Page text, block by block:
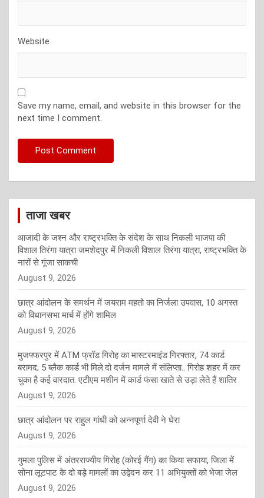
Website
Save my name, email, and website in this browser for the
next time I comment.
ताजा खबर
आजादी के जश्न और राष्ट्रभक्ति के संदेश के साथ निकली भाजपा की
विशाल तिरंगा यात्रा जमशेदपुर में निकली विशाल तिरंगा यात्रा, राष्ट्रभक्ति के
नारों से गूंजा साकची
August 9, 2026
छात्र आंदोलन के समर्थन में जयराम महतो का निर्जला उपवास, 10 अगस्त
को विधानसभा मार्च में होंगे शामिल
August 9, 2026
मुजफ्फरपुर में ATM फ्रॉड गिरोह का मास्टरमाइंड गिरफ्तार, 74 कार्ड
बरामद; 5 ब्लैक कार्ड भी मिले.दो दर्जन मामले में संलिप्ता.. गिरोह शहर में कर
चुका है कई वारदात. एटीएम मशीन में कार्ड फंसा खाते से उड़ा लेते हैं शातिर
August 9, 2026
छात्र आंदोलन पर राहुल गांधी को अन्नपूर्णा देवी ने घेरा
August 9, 2026
गुमला पुलिस में अंतरराज्यीय गिरोह (कोरई गैंग) का किया सफाया, जिला में
सोना लूटपाट के दो बड़े मामलों का उद्वेदन कर 11 अभियुक्तों को भेजा जेल
August 9, 2026